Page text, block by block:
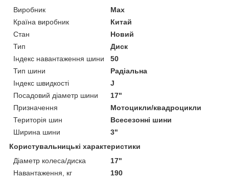
Виробник
Max
Країна виробник
Китай
Стан
Новий
Тип
Диск
Індекс навантаження шини
50
Тип шини
Радіальна
Індекс швидкості
J
Посадовий діаметр шини
17"
Призначення
Мотоцикли/квадроцикли
Територія шин
Всесезонні шини
Ширина шини
3"
Користувальницькі характеристики
Діаметр колеса/диска
17"
Навантаження, кг
190